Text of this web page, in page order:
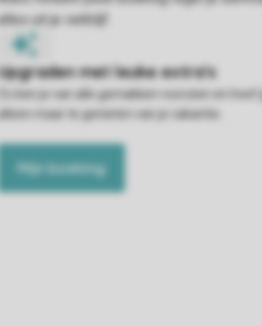
Zo ben je van alle gemakken voorzien en hoef jij
alleen maar te genieten van je vakantie.
Mijn boeking